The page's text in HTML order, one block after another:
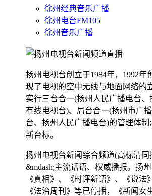
徐州经典音乐广播
徐州电台FM105
徐州音乐广播
扬州电视台创立于1984年，1992年
现了电视的空中无线与地面网络的
实行三台合一(扬州人民广播电台、
有线电视台)、局台合一(扬州市广
台、扬州人民广播电台)的管理体制
新台标。
扬州电视台新闻综合频道(高标清
&mdash;主流话语、权威播报。扬
《真相》、《时评新语》、《说法
《法治周刊》等已停播，《新闻女